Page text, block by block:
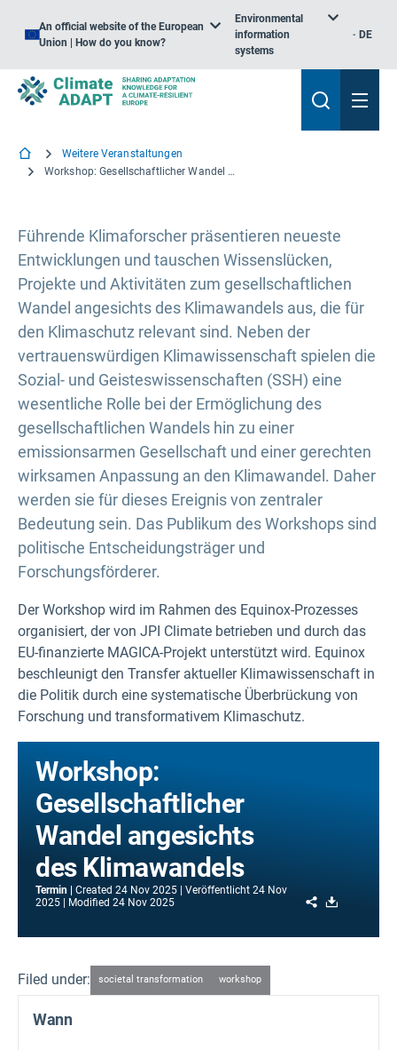
An official website of the European
Union | How do you know?
Environmental
information
systems
DE
Weitere Veranstaltungen
Workshop: Gesellschaftlicher Wandel angesichts des Klimawandels
Führende Klimaforscher präsentieren neueste
Entwicklungen und tauschen Wissenslücken,
Projekte und Aktivitäten zum gesellschaftlichen
Wandel angesichts des Klimawandels aus, die für
den Klimaschutz relevant sind. Neben der
vertrauenswürdigen Klimawissenschaft spielen die
Sozial- und Geisteswissenschaften (SSH) eine
wesentliche Rolle bei der Ermöglichung des
gesellschaftlichen Wandels hin zu einer
emissionsarmen Gesellschaft und einer gerechten
wirksamen Anpassung an den Klimawandel. Daher
werden sie für dieses Ereignis von zentraler
Bedeutung sein. Das Publikum des Workshops sind
politische Entscheidungsträger und
Forschungsförderer.
Der Workshop wird im Rahmen des Equinox-Prozesses
organisiert, der von JPI Climate betrieben und durch das
EU-finanzierte MAGICA-Projekt unterstützt wird. Equinox
beschleunigt den Transfer aktueller Klimawissenschaft in
die Politik durch eine systematische Überbrückung von
Forschung und transformativem Klimaschutz.
Workshop:
Gesellschaftlicher
Wandel angesichts
des Klimawandels
Termin Created 24 Nov 2025 Veröffentlicht 24 Nov
2025
Modified 24 Nov 2025 Share
Filed under: societal transformation workshop
Wann